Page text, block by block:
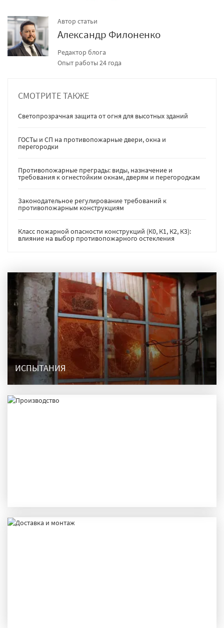
Автор статьи
Александр Филоненко
Редактор блога
Опыт работы 24 года
СМОТРИТЕ ТАКЖЕ
Светопрозрачная защита от огня для высотных зданий
ГОСТы и СП на противопожарные двери, окна и
перегородки
Противопожарные преграды: виды, назначение и
требования к огнестойким окнам, дверям и перегородкам
Законодательное регулирование требований к
противопожарным конструкциям
Класс пожарной опасности конструкций (К0, К1, К2, К3):
влияние на выбор противопожарного остекления
ИСПЫТАНИЯ